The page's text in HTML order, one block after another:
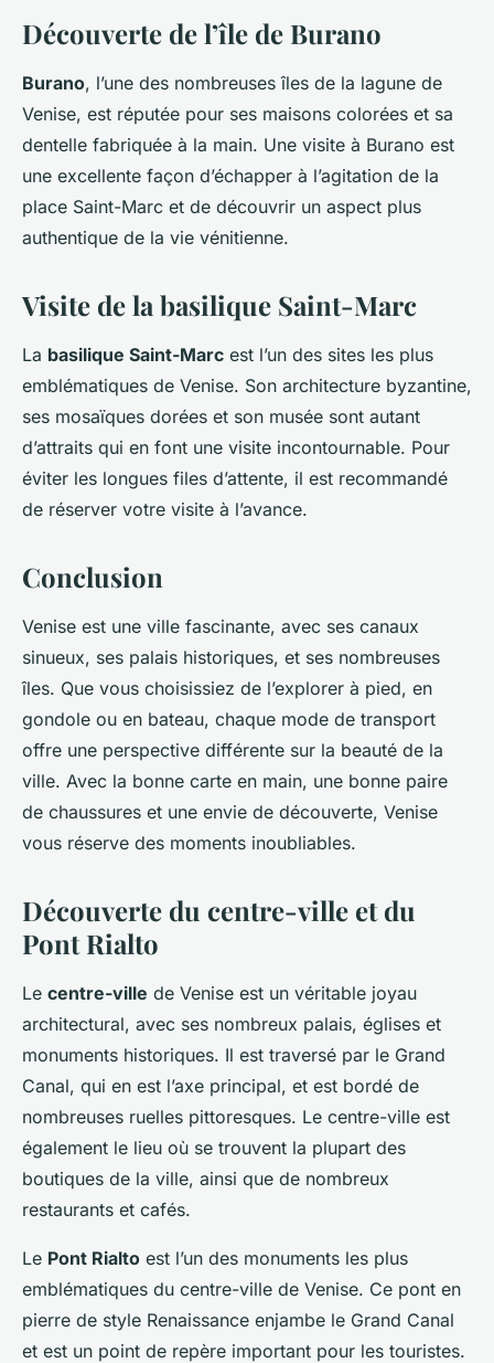
Découverte de l’île de Burano
Burano, l’une des nombreuses îles de la lagune de
Venise, est réputée pour ses maisons colorées et sa
dentelle fabriquée à la main. Une visite à Burano est
une excellente façon d’échapper à l’agitation de la
place Saint-Marc et de découvrir un aspect plus
authentique de la vie vénitienne.
Visite de la basilique Saint-Marc
La basilique Saint-Marc est l’un des sites les plus
emblématiques de Venise. Son architecture byzantine,
ses mosaïques dorées et son musée sont autant
d’attraits qui en font une visite incontournable. Pour
éviter les longues files d’attente, il est recommandé
de réserver votre visite à l’avance.
Conclusion
Venise est une ville fascinante, avec ses canaux
sinueux, ses palais historiques, et ses nombreuses
îles. Que vous choisissiez de l’explorer à pied, en
gondole ou en bateau, chaque mode de transport
offre une perspective différente sur la beauté de la
ville. Avec la bonne carte en main, une bonne paire
de chaussures et une envie de découverte, Venise
vous réserve des moments inoubliables.
Découverte du centre-ville et du
Pont Rialto
Le centre-ville de Venise est un véritable joyau
architectural, avec ses nombreux palais, églises et
monuments historiques. Il est traversé par le Grand
Canal, qui en est l’axe principal, et est bordé de
nombreuses ruelles pittoresques. Le centre-ville est
également le lieu où se trouvent la plupart des
boutiques de la ville, ainsi que de nombreux
restaurants et cafés.
Le Pont Rialto est l’un des monuments les plus
emblématiques du centre-ville de Venise. Ce pont en
pierre de style Renaissance enjambe le Grand Canal
et est un point de repère important pour les touristes.